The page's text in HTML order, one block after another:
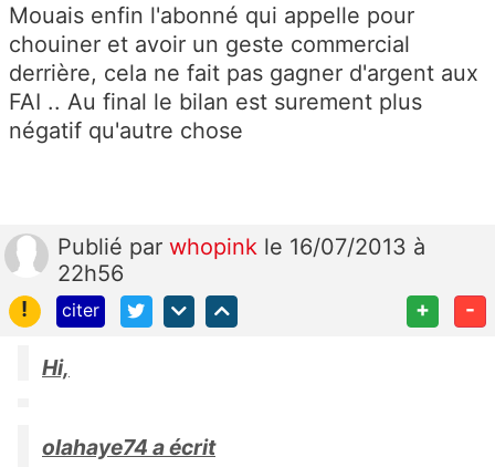
Mouais enfin l'abonné qui appelle pour
chouiner et avoir un geste commercial
derrière, cela ne fait pas gagner d'argent aux
FAI .. Au final le bilan est surement plus
négatif qu'autre chose
Publié par whopink le 16/07/2013 à
22h56
!
citer + -
Hi,
olahaye74 a écrit